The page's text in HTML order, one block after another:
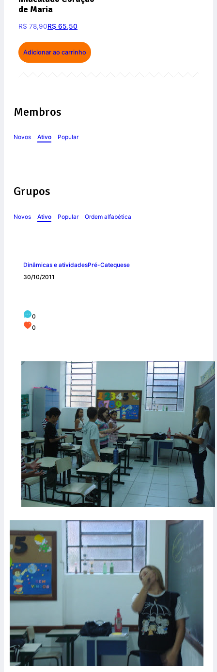
de Maria
R$78,90R$ 65,50
Adicionar ao carrinho
Membros
Novos Ativo Popular
Grupos
Novos Ativo Popular Ordem alfabética
Dinâmicas e atividadesPré-Catequese
30/10/2011
0
0